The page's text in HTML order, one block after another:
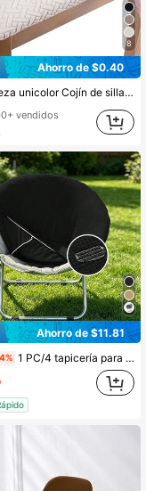
8
Ahorro de $0.40
unicolor Cojín de silla Funda
vendidos
Ahorro de $11.81
1 PC/4 tapicería para silla en forma de disco, tapicería elástica redonda en forma de luna, tapicería impermeable elástica para sillas de jardín al aire libre, tapicería universal con respaldo integrado para sillas redondas todo el año, tapicería decorativa para el hogar, duradera y resistente al desgaste